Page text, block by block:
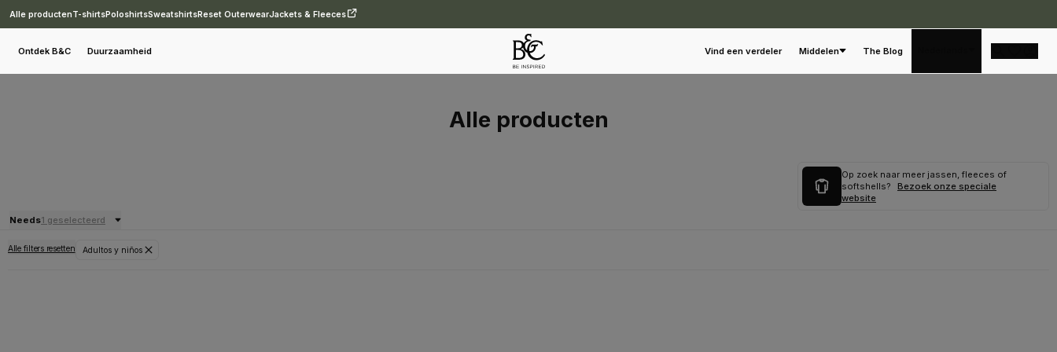
Alle productenT-shirtsPoloshirtsSweatshirtsReset OuterwearJackets & Fleeces
Ontdek B&C Duurzaamheid Vind een verdeler Middelen The Blog
Alle producten
Op zoek naar meer jassen, fleeces of
softshells?
Bezoek onze speciale
website
Needs1 geselecteerd
Alle filters resetten Adultos y niños